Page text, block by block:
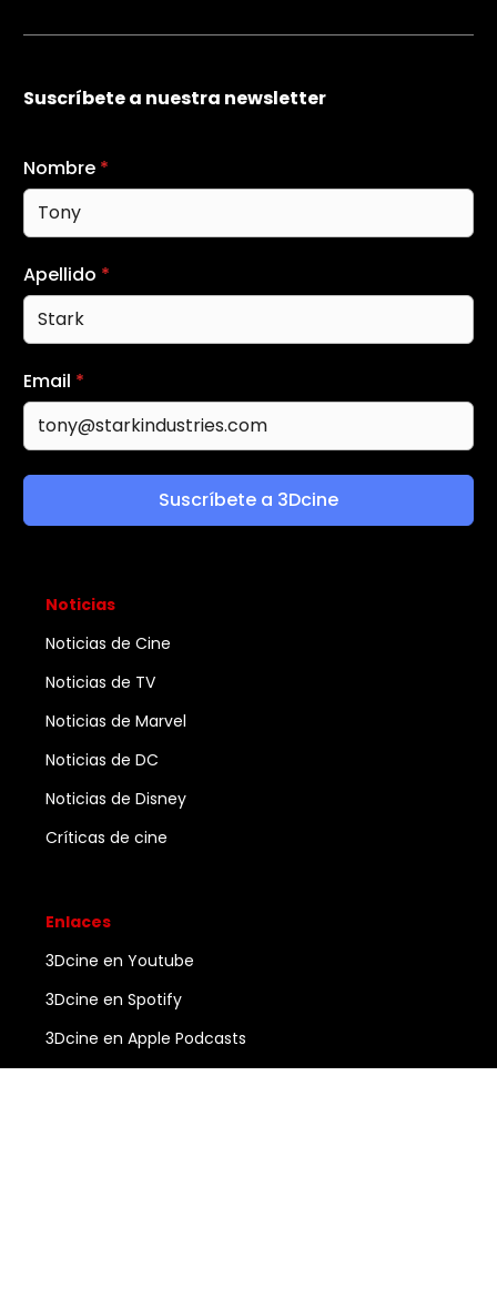
Suscríbete a nuestra newsletter
Nombre *
Apellido *
Email *
Suscríbete a 3Dcine
Noticias
Noticias de Cine
Noticias de TV
Noticias de Marvel
Noticias de DC
Noticias de Disney
Críticas de cine
Enlaces
3Dcine en Youtube
3Dcine en Spotify
3Dcine en Apple Podcasts